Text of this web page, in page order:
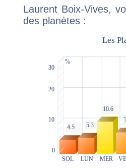
Laurent Boix-Vives,
des planètes :